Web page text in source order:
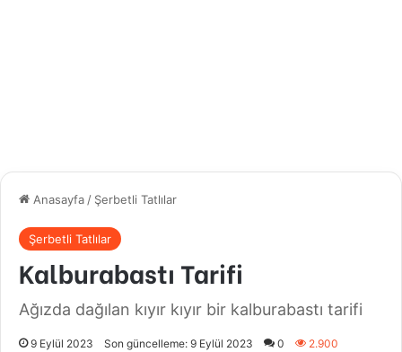
Anasayfa / Şerbetli Tatlılar
Şerbetli Tatlılar
Kalburabastı Tarifi
Ağızda dağılan kıyır kıyır bir kalburabastı tarifi
9 Eylül 2023 Son güncelleme: 9 Eylül 2023 0 2.900